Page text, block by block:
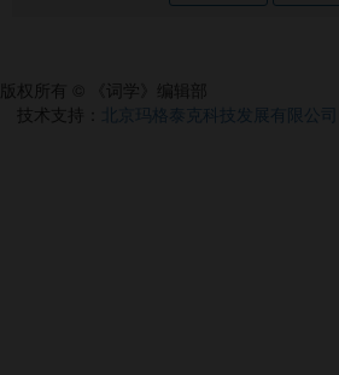
版权所有 © 《词学》编辑部
技术支持：
北京玛格泰克科技发展有限公司